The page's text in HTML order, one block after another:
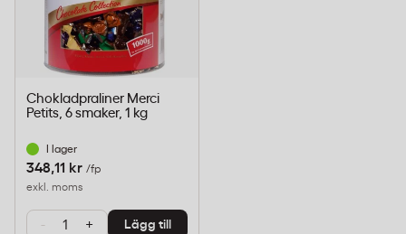
Chokladpraliner Merci
Petits, 6 smaker, 1 kg
I lager
348,11 kr /fp
exkl. moms
- + Lägg till